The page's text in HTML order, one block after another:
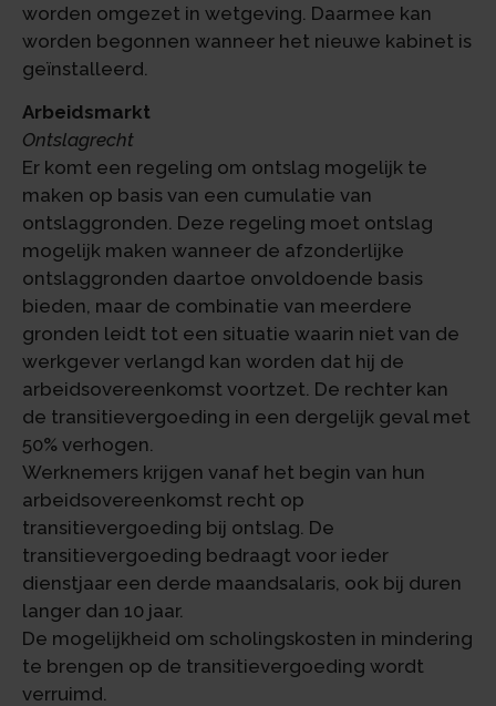
worden omgezet in wetgeving. Daarmee kan
worden begonnen wanneer het nieuwe kabinet is
geïnstalleerd.
Arbeidsmarkt
Ontslagrecht
Er komt een regeling om ontslag mogelijk te
maken op basis van een cumulatie van
ontslaggronden. Deze regeling moet ontslag
mogelijk maken wanneer de afzonderlijke
ontslaggronden daartoe onvoldoende basis
bieden, maar de combinatie van meerdere
gronden leidt tot een situatie waarin niet van de
werkgever verlangd kan worden dat hij de
arbeidsovereenkomst voortzet. De rechter kan
de transitievergoeding in een dergelijk geval met
50% verhogen.
Werknemers krijgen vanaf het begin van hun
arbeidsovereenkomst recht op
transitievergoeding bij ontslag. De
transitievergoeding bedraagt voor ieder
dienstjaar een derde maandsalaris, ook bij duren
langer dan 10 jaar.
De mogelijkheid om scholingskosten in mindering
te brengen op de transitievergoeding wordt
verruimd.